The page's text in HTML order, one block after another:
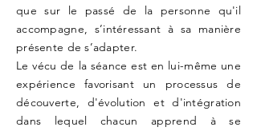
que sur le passé de la personne qu'il
accompagne, s’intéressant à sa manière
présente de s’adapter.
Le vécu de la séance est en lui-même une
expérience favorisant un processus de
découverte, d'évolution et d'intégration
dans lequel chacun apprend à se